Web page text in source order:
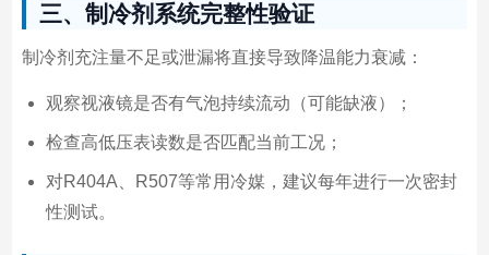
三、制冷剂系统完整性验证
制冷剂充注量不足或泄漏将直接导致降温能力衰减：
观察视液镜是否有气泡持续流动（可能缺液）；
检查高低压表读数是否匹配当前工况；
对R404A、R507等常用冷媒，建议每年进行一次密封
性测试。